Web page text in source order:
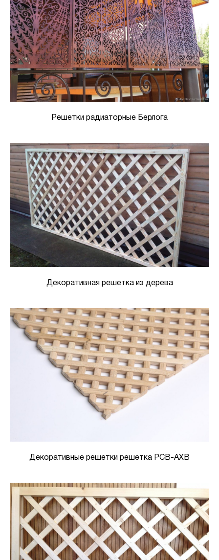
Решетки радиаторные Берлога
Декоративная решетка из дерева
Декоративные решетки решетка РСВ-АХВ